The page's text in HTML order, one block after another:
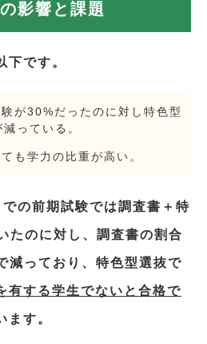
影響と課題
下です。
が30%だったのに対し特色型
っている。
も学力の比重が高い。
の前期試験では調査書＋特
たのに対し、調査書の割合
減っており、特色型選抜で
有する学生でないと合格で
ます。